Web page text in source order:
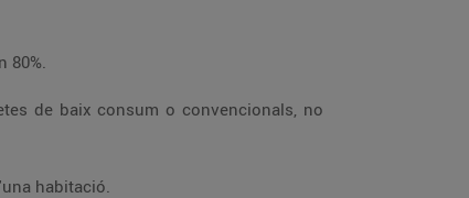
eficient i consumiràs menys, amb un estalvi energètic de fins a un 80%.
els llums apagats el màxim possible i recorda apagar-los en sortir d'una habitació.